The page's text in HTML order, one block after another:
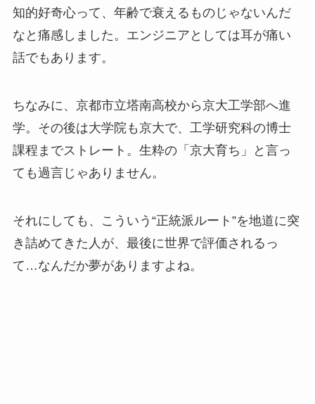
知的好奇心って、年齢で衰えるものじゃないんだ
なと痛感しました。エンジニアとしては耳が痛い
話でもあります。
ちなみに、京都市立塔南高校から京大工学部へ進
学。その後は大学院も京大で、工学研究科の博士
課程までストレート。生粋の「京大育ち」と言っ
ても過言じゃありません。
それにしても、こういう“正統派ルート”を地道に突
き詰めてきた人が、最後に世界で評価されるっ
て…なんだか夢がありますよね。